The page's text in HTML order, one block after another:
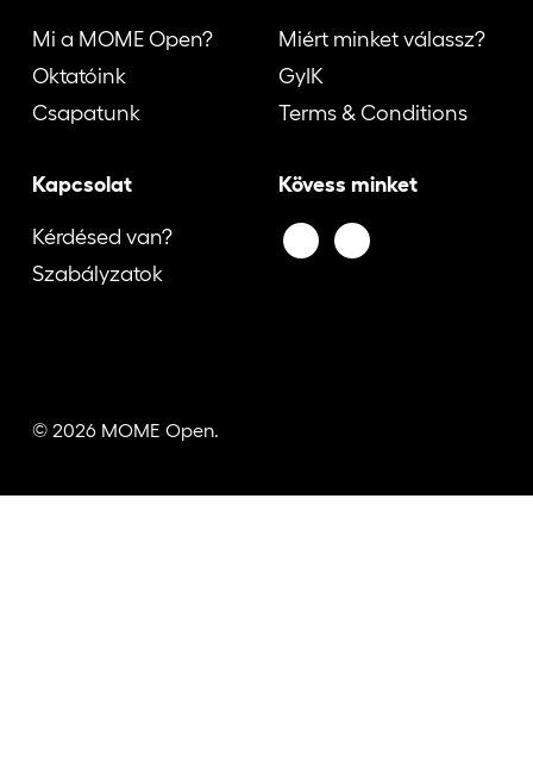
Mi a MOME Open?
Oktatóink
Csapatunk
Miért minket válassz?
GyIK
Terms & Conditions
Kapcsolat
Kérdésed van?
Szabályzatok
Kövess minket
© 2026 MOME Open.